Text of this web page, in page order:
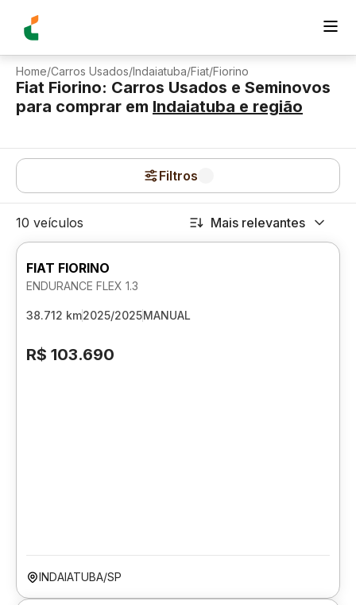
Home/Carros Usados/Indaiatuba/Fiat/Fiorino
Fiat Fiorino: Carros Usados e Seminovos
para comprar em Indaiatuba e região
Filtros
10 veículos Mais relevantes
FIAT FIORINO
ENDURANCE FLEX 1.3
38.712 km2025/2025MANUAL
R$ 103.690
INDAIATUBA/SP